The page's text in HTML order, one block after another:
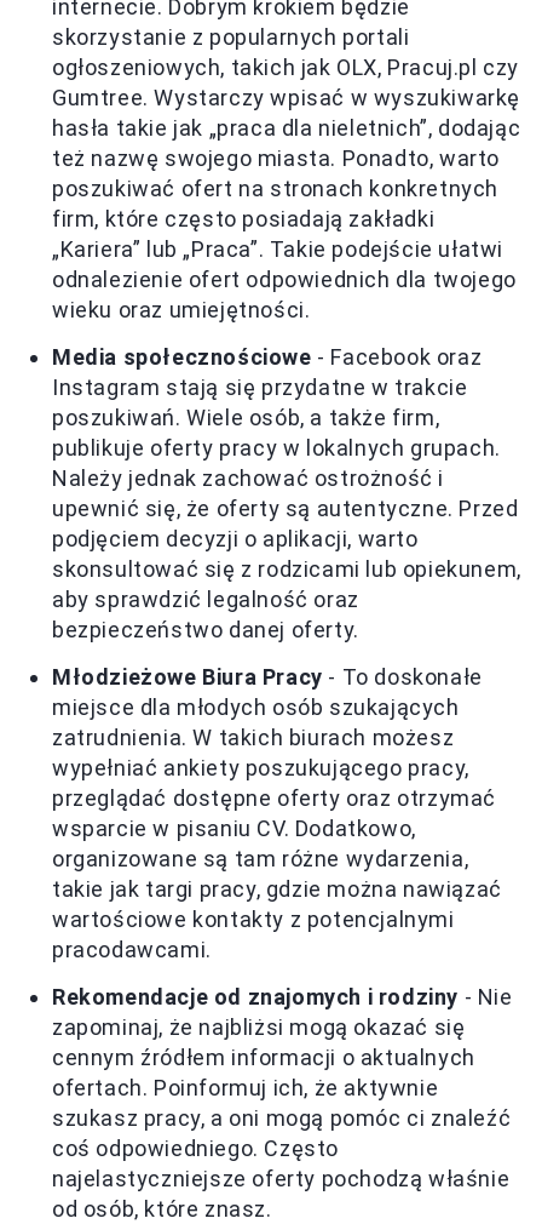
internecie. Dobrym krokiem będzie
skorzystanie z popularnych portali
ogłoszeniowych, takich jak OLX, Pracuj.pl czy
Gumtree. Wystarczy wpisać w wyszukiwarkę
hasła takie jak „praca dla nieletnich”, dodając
też nazwę swojego miasta. Ponadto, warto
poszukiwać ofert na stronach konkretnych
firm, które często posiadają zakładki
„Kariera” lub „Praca”. Takie podejście ułatwi
odnalezienie ofert odpowiednich dla twojego
wieku oraz umiejętności.
Media społecznościowe - Facebook oraz
Instagram stają się przydatne w trakcie
poszukiwań. Wiele osób, a także firm,
publikuje oferty pracy w lokalnych grupach.
Należy jednak zachować ostrożność i
upewnić się, że oferty są autentyczne. Przed
podjęciem decyzji o aplikacji, warto
skonsultować się z rodzicami lub opiekunem,
aby sprawdzić legalność oraz
bezpieczeństwo danej oferty.
Młodzieżowe Biura Pracy - To doskonałe
miejsce dla młodych osób szukających
zatrudnienia. W takich biurach możesz
wypełniać ankiety poszukującego pracy,
przeglądać dostępne oferty oraz otrzymać
wsparcie w pisaniu CV. Dodatkowo,
organizowane są tam różne wydarzenia,
takie jak targi pracy, gdzie można nawiązać
wartościowe kontakty z potencjalnymi
pracodawcami.
Rekomendacje od znajomych i rodziny - Nie
zapominaj, że najbliżsi mogą okazać się
cennym źródłem informacji o aktualnych
ofertach. Poinformuj ich, że aktywnie
szukasz pracy, a oni mogą pomóc ci znaleźć
coś odpowiedniego. Często
najelastyczniejsze oferty pochodzą właśnie
od osób, które znasz.